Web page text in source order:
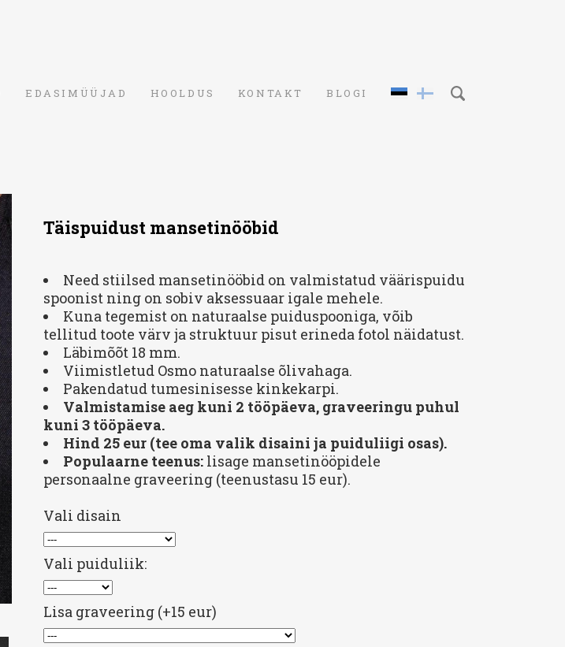
EDASIMÜÜJAD HOOLDUS KONTAKT BLOGI
Täispuidust mansetinööbid
Need stiilsed mansetinööbid on valmistatud väärispuidu
spoonist ning on sobiv aksessuaar igale mehele.
Kuna tegemist on naturaalse puiduspooniga, võib
tellitud toote värv ja struktuur pisut erineda fotol näidatust.
Läbimõõt 18 mm.
Viimistletud Osmo naturaalse õlivahaga.
Pakendatud tumesinisesse kinkekarpi.
Valmistamise aeg kuni 2 tööpäeva, graveeringu puhul
kuni 3 tööpäeva.
Hind 25 eur (tee oma valik disaini ja puiduliigi osas).
Populaarne teenus: lisage mansetinööpidele
personaalne graveering (teenustasu 15 eur).
Vali disain
Vali puiduliik:
Lisa graveering (+15 eur)